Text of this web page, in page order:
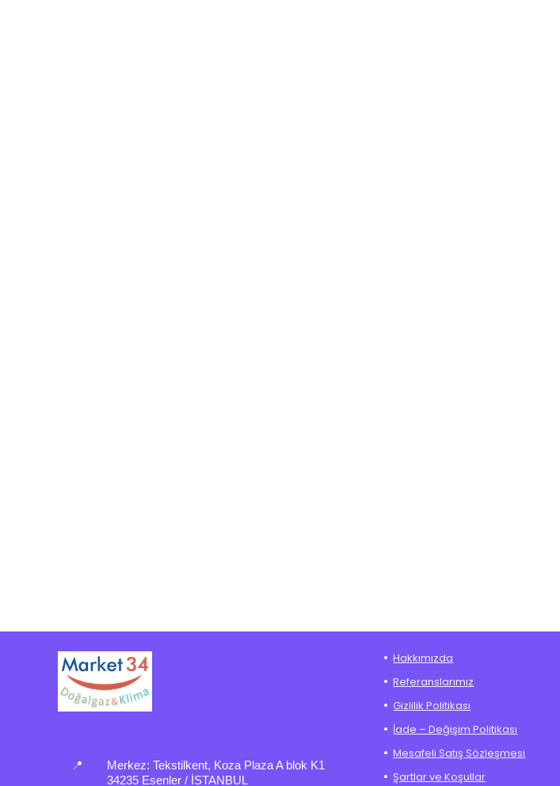
📍 Merkez: Tekstilkent, Koza Plaza A blok K1
34235 Esenler / İSTANBUL
Hakkımızda
Referanslarımız
Gizlilik Politikası
İade – Değişim Politikası
Mesafeli Satış Sözleşmesi
Şartlar ve Koşullar